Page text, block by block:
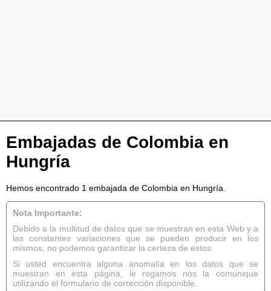
Embajadas de Colombia en
Hungría
Hemos encontrado 1 embajada de Colombia en Hungría.
Nota Importante:
Debido a la multitud de datos que se muestran en esta Web y a
las constantes variaciones que se pueden producir en los
mismos, no podemos garantizar la certeza de estos.
Si usted encuentra alguna anomalía en los datos que se
muestran en esta página, le rogamos nos la comunique
utilizando el formulario de corrección disponible.